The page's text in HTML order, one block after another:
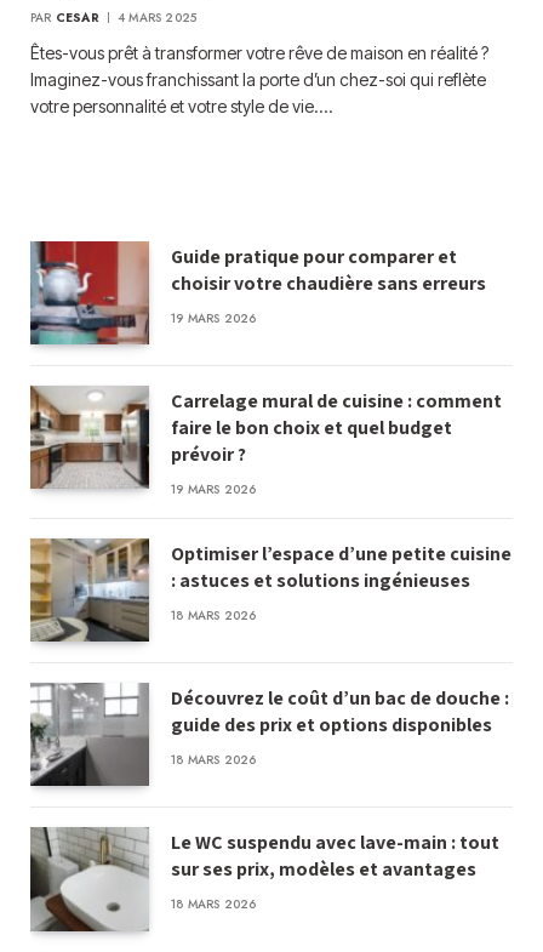
PAR CESAR 4 MARS 2025
Êtes-vous prêt à transformer votre rêve de maison en réalité ?
Imaginez-vous franchissant la porte d’un chez-soi qui reflète
votre personnalité et votre style de vie.…
Guide pratique pour comparer et
choisir votre chaudière sans erreurs
19 MARS 2026
Carrelage mural de cuisine : comment
faire le bon choix et quel budget
prévoir ?
19 MARS 2026
Optimiser l’espace d’une petite cuisine
: astuces et solutions ingénieuses
18 MARS 2026
Découvrez le coût d’un bac de douche :
guide des prix et options disponibles
18 MARS 2026
Le WC suspendu avec lave-main : tout
sur ses prix, modèles et avantages
18 MARS 2026